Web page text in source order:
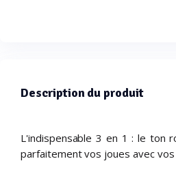
Description du produit
L'indispensable 3 en 1 : le ton
parfaitement vos joues avec